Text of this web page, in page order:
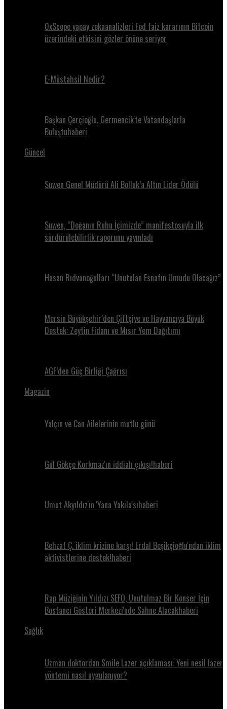
0xScope yapay zekaanalizleri Fed faiz kararının Bitcoin
üzerindeki etkisini gözler önüne seriyor
E-Müstahsil Nedir?
Başkan Çerçioğlu, Germencik'te Vatandaşlarla
Buluştuhaberi
Güncel
Suwen Genel Müdürü Ali Bolluk’a Altın Lider Ödülü
Suwen, “Doğanın Ruhu İçimizde” manifestosuyla ilk
sürdürülebilirlik raporunu yayınladı
Hasan Rıdvanoğulları “Unutulan Esnafın Umudu Olacağız”
Mersin Büyükşehir’den Çiftçiye ve Hayvancıya Büyük
Destek: Zeytin Fidanı ve Mısır Yem Dağıtımı
AGF’den Güç Birliği Çağrısı
Magazin
Yalçın ve Can Ailelerinin mutlu günü
Gül Gökçe Korkmaz'ın iddialı çıkışı!haberi
Umut Akyıldız'ın 'Yana Yakıla'sıhaberi
Behzat Ç. iklim krizine karşı! Erdal Beşikçioğlu'ndan iklim
aktivistlerine destek!haberi
Rap Müziğinin Yıldızı SEFO, Unutulmaz Bir Konser İçin
Bostancı Gösteri Merkezi'nde Sahne Alacakhaberi
Sağlık
Uzman doktordan Smile Lazer açıklaması: Yeni nesil lazer
yöntemi nasıl uygulanıyor?